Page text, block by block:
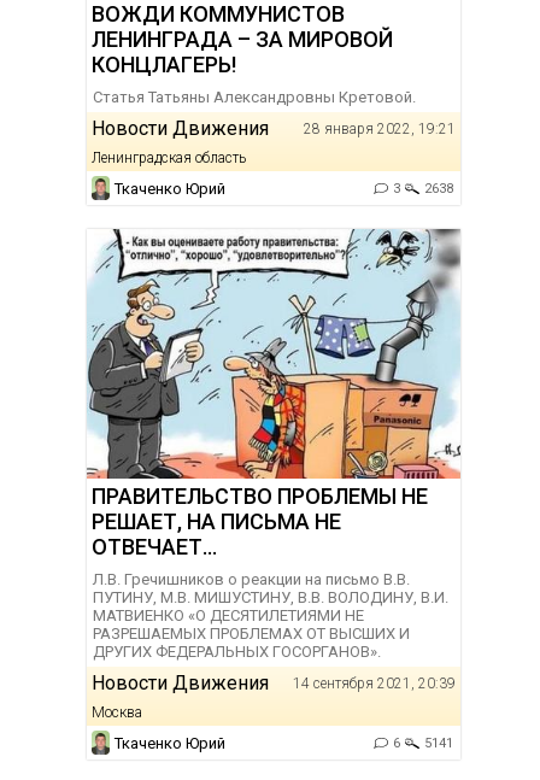
ВОЖДИ КОММУНИСТОВ
ЛЕНИНГРАДА – ЗА МИРОВОЙ
КОНЦЛАГЕРЬ!
Статья Татьяны Александровны Кретовой.
Новости Движения
28 января 2022, 19:21
Ленинградская область
Ткаченко Юрий 3 2638
ПРАВИТЕЛЬСТВО ПРОБЛЕМЫ НЕ
РЕШАЕТ, НА ПИСЬМА НЕ
ОТВЕЧАЕТ...
Л.В. Гречишников о реакции на письмо В.В.
ПУТИНУ, М.В. МИШУСТИНУ, В.В. ВОЛОДИНУ, В.И.
МАТВИЕНКО «О ДЕСЯТИЛЕТИЯМИ НЕ
РАЗРЕШАЕМЫХ ПРОБЛЕМАХ ОТ ВЫСШИХ И
ДРУГИХ ФЕДЕРАЛЬНЫХ ГОСОРГАНОВ».
Новости Движения
14 сентября 2021, 20:39
Москва
Ткаченко Юрий 6 5141